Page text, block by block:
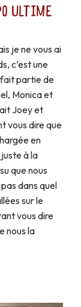
ultime
je ne vous ai
c’est une
partie de
Monica et
Joey et
vous dire que
en
à la
que nous
dans quel
sur le
vous dire
nous la